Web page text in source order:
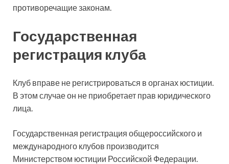
противоречащие законам.
Государственная
регистрация клуба
Клуб вправе не регистрироваться в органах юстиции.
В этом случае он не приобретает прав юридического
лица.
Государственная регистрация общероссийского и
международного клубов производится
Министерством юстиции Российской Федерации.